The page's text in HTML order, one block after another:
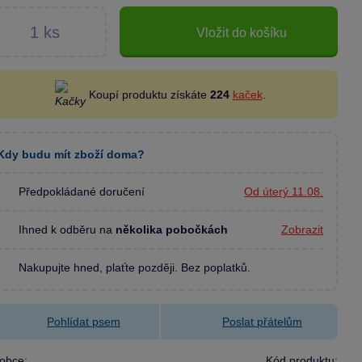
Vložit do košíku
Koupí produktu získáte 224 kaček.
budu mít zboží doma?
Předpokládané doručení Od úterý 11.08.
Ihned k odběru na několika pobočkách Zobrazit
Nakupujte hned, plaťte později. Bez poplatků.
Pohlídat psem Poslat přátelům